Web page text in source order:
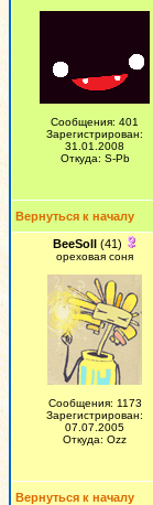
Сообщения: 401
Зарегистрирован:
31.01.2008
Откуда: S-Pb
Вернуться к началу
BeeSoll(41)
ореховая соня
Сообщения: 1173
Зарегистрирован:
07.07.2005
Откуда: Ozz
Вернуться к началу